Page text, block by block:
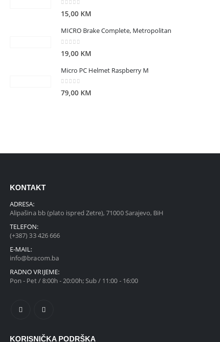
0 out of 5
15,00 KM
MICRO Brake Complete, Metropolitan
19,00 KM
Micro PC Helmet Raspberry M
0out of 5
79,00 KM
KONTAKT
ADRESA:
Alipašina bb (plato ispred Zetre), 71000 Sarajevo, BiH
TELEFON:
(+387) 33 426 666
E-MAIL:
info@bracom.ba
RADNO VRIJEME:
Pon - Pet / 8:00h - 20:00h; Sub / 11:00 - 16:00
KORISNIČKA PODRŠKA